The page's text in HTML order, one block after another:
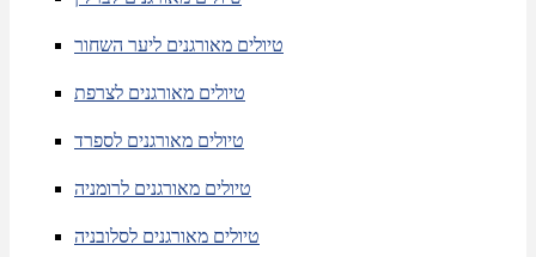
טיולים מאורגנים ליער השחור
טיולים מאורגנים לצרפת
טיולים מאורגנים לספרד
טיולים מאורגנים לרומניה
טיולים מאורגנים לסלובניה